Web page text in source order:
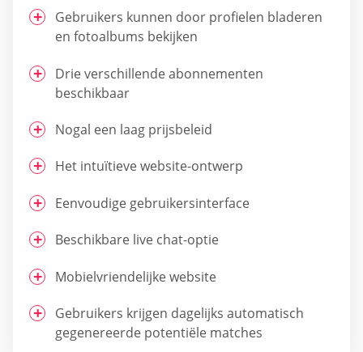
Gebruikers kunnen door profielen bladeren
en fotoalbums bekijken
Drie verschillende abonnementen
beschikbaar
Nogal een laag prijsbeleid
Het intuïtieve website-ontwerp
Eenvoudige gebruikersinterface
Beschikbare live chat-optie
Mobielvriendelijke website
Gebruikers krijgen dagelijks automatisch
gegenereerde potentiële matches